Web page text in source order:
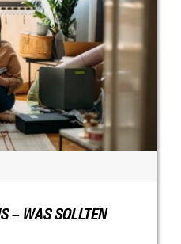
– WAS SOLLTEN